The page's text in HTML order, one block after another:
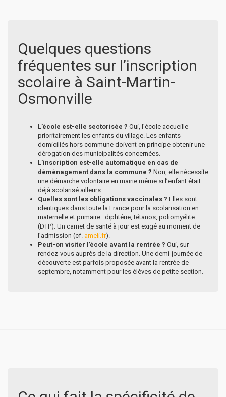
Quelques questions
fréquentes sur l’inscription
scolaire à Saint-Martin-
Osmonville
L’école est-elle sectorisée ? Oui, l’école accueille
prioritairement les enfants du village. Les enfants
domiciliés hors commune doivent en principe obtenir une
dérogation des municipalités concernées.
L’inscription est-elle automatique en cas de
déménagement dans la commune ? Non, elle nécessite
une démarche volontaire en mairie même si l’enfant était
déjà scolarisé ailleurs.
Quelles sont les obligations vaccinales ? Elles sont
identiques dans toute la France pour la scolarisation en
maternelle et primaire : diphtérie, tétanos, poliomyélite
(DTP). Un carnet de santé à jour est exigé au moment de
l’admission (cf. ameli.fr).
Peut-on visiter l’école avant la rentrée ? Oui, sur
rendez-vous auprès de la direction. Une demi-journée de
découverte est parfois proposée avant la rentrée de
septembre, notamment pour les élèves de petite section.